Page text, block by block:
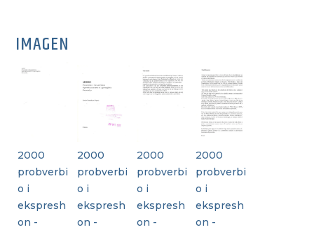
IMAGEN
2000
probverbi
o i
ekspresh
on -
2000
probverbi
o i
ekspresh
on -
2000
probverbi
o i
ekspresh
on -
2000
probverbi
o i
ekspresh
on -